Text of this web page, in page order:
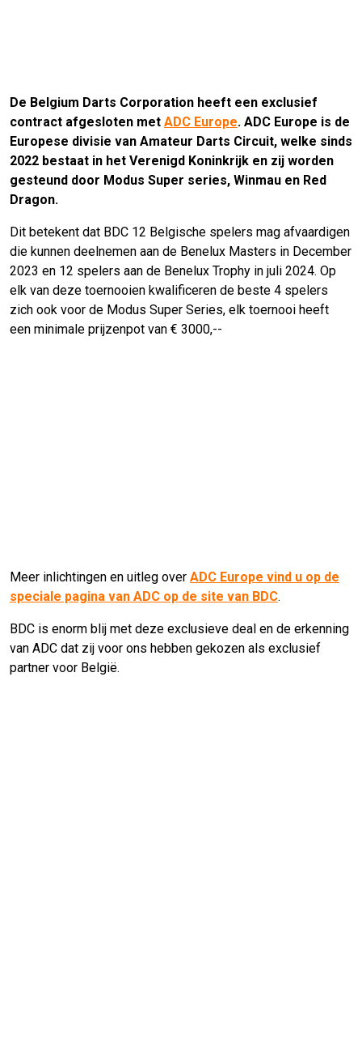
De Belgium Darts Corporation heeft een exclusief
contract afgesloten met ADC Europe. ADC Europe is de
Europese divisie van Amateur Darts Circuit, welke sinds
2022 bestaat in het Verenigd Koninkrijk en zij worden
gesteund door Modus Super series, Winmau en Red
Dragon.
Dit betekent dat BDC 12 Belgische spelers mag afvaardigen
die kunnen deelnemen aan de Benelux Masters in December
2023 en 12 spelers aan de Benelux Trophy in juli 2024. Op
elk van deze toernooien kwalificeren de beste 4 spelers
zich ook voor de Modus Super Series, elk toernooi heeft
een minimale prijzenpot van € 3000,--
Meer inlichtingen en uitleg over ADC Europe vind u op de
speciale pagina van ADC op de site van BDC.
BDC is enorm blij met deze exclusieve deal en de erkenning
van ADC dat zij voor ons hebben gekozen als exclusief
partner voor België.